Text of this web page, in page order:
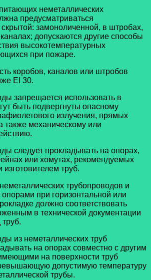
неметаллических
предусматриваться
замоноличенной, в штробах,
допускаются другие способы
высокотемпературных
при пожаре.
коробов, каналов или штробов
EI 30.
запрещается использовать в
быть подвергнуты опасному
излучения, прямых
также механическому или
следует прокладывать на опорах,
или хомутах, рекомендуемых
изготовителем труб.
трубопроводов и
опорами при горизонтальной или
должно соответствовать
в технической документации
из неметаллических труб
на опорах совместно с другим
на поверхности труб
допустимую температуру
трубы.